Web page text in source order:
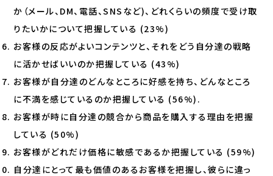
か（メール、DM、電話、SNSなど)、どれくらいの頻度で受け取
りたいかについて把握している (23%)
お客様の反応がよいコンテンツと、それをどう自分達の戦略
に活かせばいいのか把握している (43%)
お客様が自分達のどんなところに好感を持ち、どんなところ
に不満を感じているのか把握している (56%).
お客様が時に自分達の競合から商品を購入する理由を把握
している (50%)
お客様がどれだけ価格に敏感であるか把握している (59%)
自分達にとって最も価値のあるお客様を把握し、彼らに違っ